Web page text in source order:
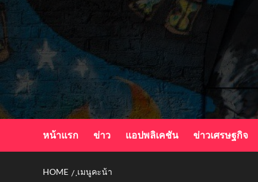
to
content
หน้าแรก ข่าว แอปพลิเคชัน ข่าวเศรษฐกิจ
HOME ฺเมนูคะน้า